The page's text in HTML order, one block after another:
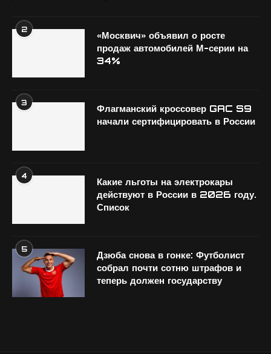
2
«Москвич» объявил о росте
продаж автомобилей М-серии на
34%
3
Флагманский кроссовер GAC S9
начали сертифицировать в России
4
Какие льготы на электрокары
действуют в России в 2026 году.
Список
5
Дзюба снова в гонке: Футболист
собрал почти сотню штрафов и
теперь должен государству